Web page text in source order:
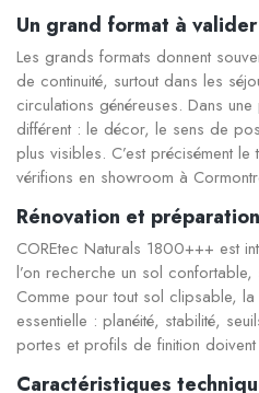
Un grand format à
Les grands formats donnent
de continuité, surtout dans les
circulations généreuses. Dans
différent : le décor, le sens de
plus visibles. C’est précisément
vérifions en showroom à
Rénovation et
COREtec Naturals 1800+++ est
l’on recherche un sol confortable,
Comme pour tout sol clipsable,
essentielle : planéité, stabilité,
portes et profils de finition
Caractéristiques